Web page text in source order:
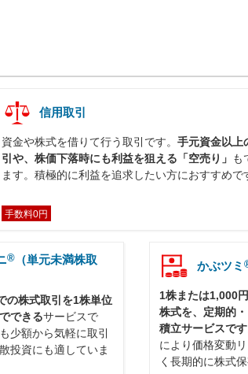
信用取引
資金や株式を借りて行う取引です。 手元資金以上
引や、株価下落時にも利益を狙える「空売り」 も
ます。積極的に利益を追求したい方におすすめで
手数料0円
®（単元未満株取
の株式取引を1株単位
できるサービスで
少額から気軽に取引
投資にも適していま
かぶツミ
1株または1,000
株式を、定期的
積立サービスです
により価格変動
く長期的に株式